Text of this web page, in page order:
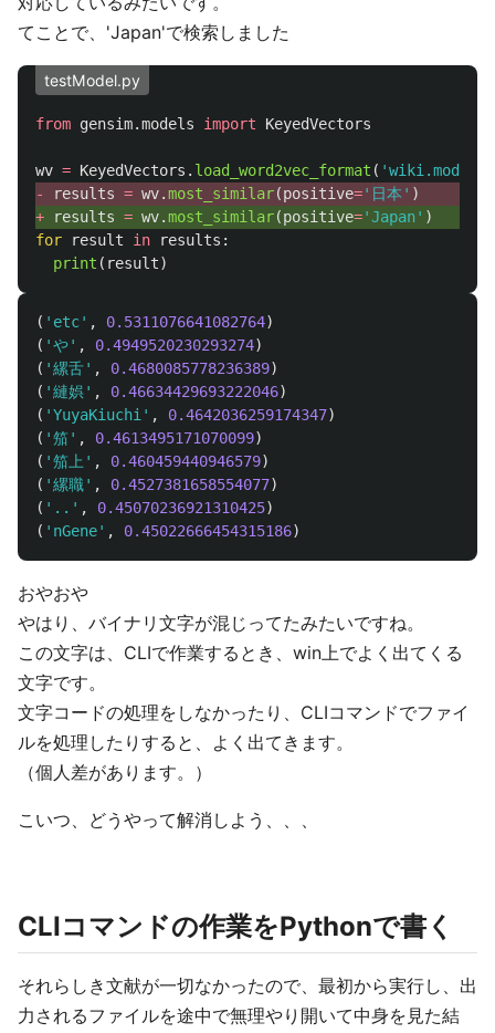
てことで、'Japan'で検索しました
testModel.py
from gensim.models import KeyedVectors
wv = KeyedVectors . load_word2vec_format ( 'wiki.model
-
results = wv.most_similar(positive=' 日本 ' )
+
results = wv.most_similar(positive='Japan' )
for
result in results :
print ( result)
( 'etc' , 0.5311076641082764)
( 'や' , 0.4949520230293274)
( '縲舌' , 0.4680085778236389)
( '縺娯' , 0.46634429693222046)
( 'YuyaKiuchi' , 0.4642036259174347)
( '笳' , 0.4613495171070099)
( '笳上' , 0.460459440946579)
( '縲職' , 0.4527381658554077)
( '..' , 0.45070236921310425)
( 'nGene' , 0.45022666454315186)
おやおや
やはり、バイナリ文字が混じってたみたいですね。
この文字は、CLIで作業するとき、win上でよく出てくる
文字です。
文字コードの処理をしなかったり、CLIコマンドでファイ
ルを処理したりすると、よく出てきます。
（個人差があります。）
こいつ、どうやって解消しよう、、、
CLIコマンドの作業をPythonで書く
それらしき文献が一切なかったので、最初から実行し、出
力されるファイルを途中で無理やり開いて中身を見た結